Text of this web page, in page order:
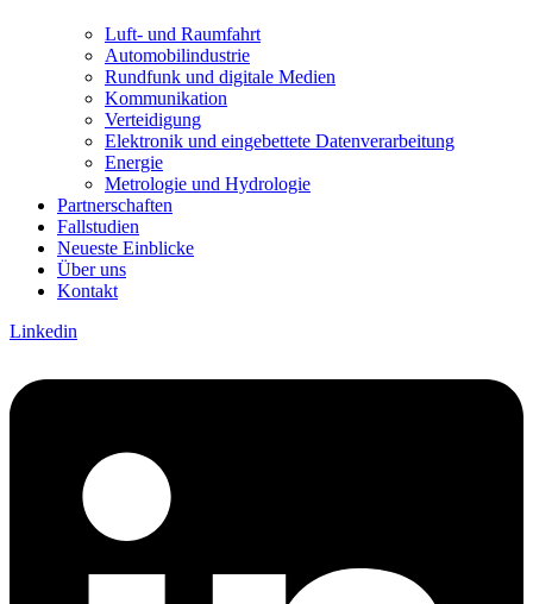
Luft- und Raumfahrt
Automobilindustrie
Rundfunk und digitale Medien
Kommunikation
Verteidigung
Elektronik und eingebettete Datenverarbeitung
Energie
Metrologie und Hydrologie
Partnerschaften
Fallstudien
Neueste Einblicke
Über uns
Kontakt
Linkedin